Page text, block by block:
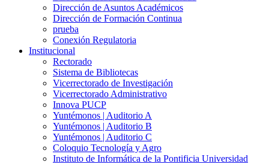
Dirección de Asuntos Académicos
Dirección de Formación Continua
prueba
Conexión Regulatoria
Institucional
Rectorado
Sistema de Bibliotecas
Vicerrectorado de Investigación
Vicerrectorado Administrativo
Innova PUCP
Yuntémonos | Auditorio A
Yuntémonos | Auditorio B
Yuntémonos | Auditorio C
Coloquio Tecnología y Agro
Instituto de Informática de la Pontificia Universidad